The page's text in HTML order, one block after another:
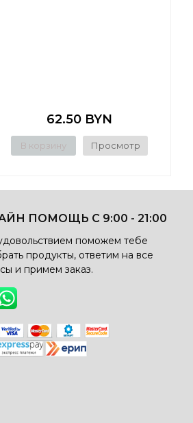
62.50 BYN
В корзину Просмотр
ПОМОЩЬ С 9:00 - 21:00
поможем тебе
продукты, ответим на все
и примем заказ.